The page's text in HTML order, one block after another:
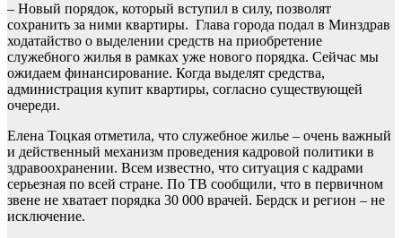
– Новый порядок, который вступил в силу, позволят
сохранить за ними квартиры. Глава города подал в Минздрав
ходатайство о выделении средств на приобретение
служебного жилья в рамках уже нового порядка. Сейчас мы
ожидаем финансирование. Когда выделят средства,
администрация купит квартиры, согласно существующей
очереди.
Елена Тоцкая отметила, что служебное жилье – очень важный
и действенный механизм проведения кадровой политики в
здравоохранении. Всем известно, что ситуация с кадрами
серьезная по всей стране. По ТВ сообщили, что в первичном
звене не хватает порядка 30 000 врачей. Бердск и регион – не
исключение.